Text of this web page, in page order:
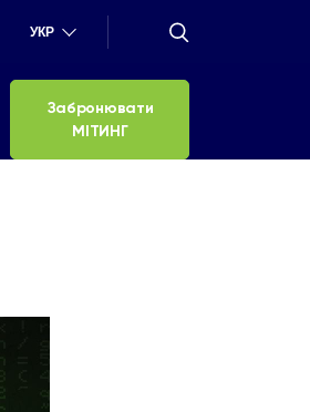
УКР
Забронювати
МІТИНГ